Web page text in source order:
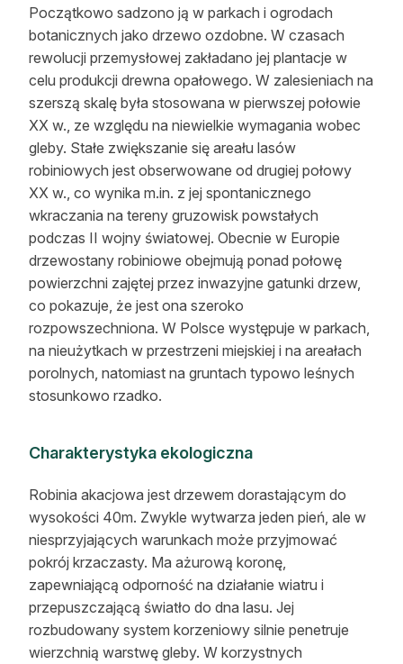
Początkowo sadzono ją w parkach i ogrodach
botanicznych jako drzewo ozdobne. W czasach
rewolucji przemysłowej zakładano jej plantacje w
celu produkcji drewna opałowego. W zalesieniach na
szerszą skalę była stosowana w pierwszej połowie
XX w., ze względu na niewielkie wymagania wobec
gleby. Stałe zwiększanie się areału lasów
robiniowych jest obserwowane od drugiej połowy
XX w., co wynika m.in. z jej spontanicznego
wkraczania na tereny gruzowisk powstałych
podczas II wojny światowej. Obecnie w Europie
drzewostany robiniowe obejmują ponad połowę
powierzchni zajętej przez inwazyjne gatunki drzew,
co pokazuje, że jest ona szeroko
rozpowszechniona. W Polsce występuje w parkach,
na nieużytkach w przestrzeni miejskiej i na areałach
porolnych, natomiast na gruntach typowo leśnych
stosunkowo rzadko.
Charakterystyka ekologiczna
Robinia akacjowa jest drzewem dorastającym do
wysokości 40m. Zwykle wytwarza jeden pień, ale w
niesprzyjających warunkach może przyjmować
pokrój krzaczasty. Ma ażurową koronę,
zapewniającą odporność na działanie wiatru i
przepuszczającą światło do dna lasu. Jej
rozbudowany system korzeniowy silnie penetruje
wierzchnią warstwę gleby. W korzystnych